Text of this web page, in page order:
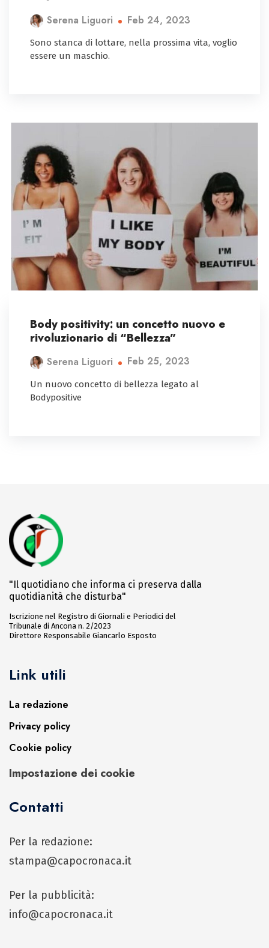
Serena Liguori Feb 24, 2023
Sono stanca di lottare, nella prossima vita, voglio
essere un maschio.
Body positivity: un concetto nuovo e
rivoluzionario di “Bellezza”
Serena Liguori Feb 25, 2023
Un nuovo concetto di bellezza legato al
Bodypositive
"Il quotidiano che informa ci preserva dalla
quotidianità che disturba"
Iscrizione nel Registro di Giornali e Periodici del
Tribunale di Ancona n. 2/2023
Direttore Responsabile Giancarlo Esposto
Link utili
La redazione
Privacy policy
Cookie policy
Impostazione dei cookie
Contatti
Per la redazione:
stampa@capocronaca.it
Per la pubblicità:
info@capocronaca.it